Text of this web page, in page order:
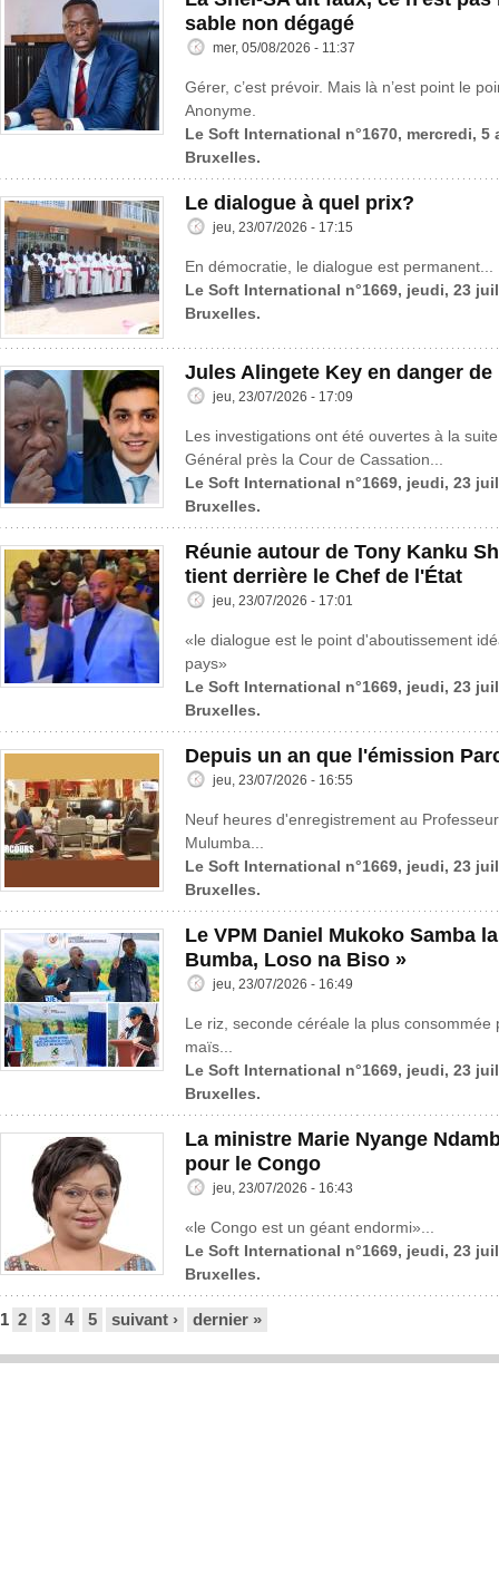
sable non dégagé
mer, 05/08/2026 - 11:37
Gérer, c’est prévoir. Mais là n’est point le
Anonyme.
Le Soft International n°1670, mercredi, 5
Bruxelles.
Le dialogue à quel prix?
jeu, 23/07/2026 - 17:15
En démocratie, le dialogue est permanent...
Le Soft International n°1669, jeudi, 23
Bruxelles.
Jules Alingete Key en danger de
jeu, 23/07/2026 - 17:09
Les investigations ont été ouvertes à la
Général près la Cour de Cassation...
Le Soft International n°1669, jeudi, 23
Bruxelles.
Réunie autour de Tony Kanku
tient derrière le Chef de l'État
jeu, 23/07/2026 - 17:01
«le dialogue est le point d'aboutissement
pays»
Le Soft International n°1669, jeudi, 23
Bruxelles.
Depuis un an que l'émission
jeu, 23/07/2026 - 16:55
Neuf heures d'enregistrement au
Mulumba...
Le Soft International n°1669, jeudi, 23
Bruxelles.
Le VPM Daniel Mukoko Samba
Bumba, Loso na Biso »
jeu, 23/07/2026 - 16:49
Le riz, seconde céréale la plus
maïs...
Le Soft International n°1669, jeudi, 23
Bruxelles.
La ministre Marie Nyange
pour le Congo
jeu, 23/07/2026 - 16:43
«le Congo est un géant endormi»...
Le Soft International n°1669, jeudi, 23
Bruxelles.
1 2 3 4 5 suivant › dernier »